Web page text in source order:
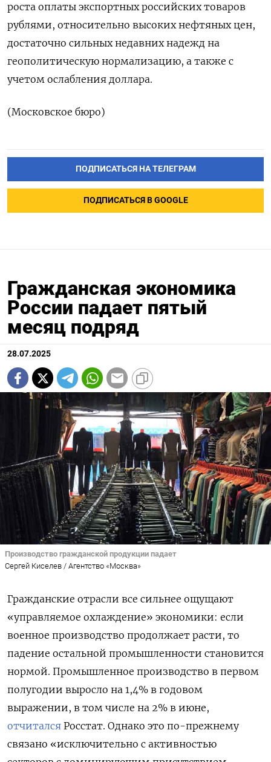
роста оплаты экспортных российских товаров
рублями, относительно высоких нефтяных цен,
достаточно сильных недавних надежд на
геополитическую нормализацию, а также с
учетом ослабления доллара.
(Московское бюро)
ПОДПИСАТЬСЯ НА ТЕЛЕГРАМ
ПОДПИСАТЬСЯ В GOOGLE
Гражданская экономика
России падает пятый
месяц подряд
28.07.2025
Производство гражданской продукции падает
Сергей Киселев / Агентство «Москва»
Гражданские отрасли все сильнее ощущают
«управляемое охлаждение» экономики: если
военное производство продолжает расти, то
падение остальной промышленности становится
нормой. Промышленное производство в первом
полугодии выросло на 1,4% в годовом
выражении, в том числе на 2% в июне,
отчитался Росстат. Однако это по-прежнему
связано «исключительно с активностью